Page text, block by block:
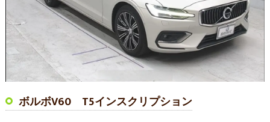
ボルボV60 T5インスクリプション